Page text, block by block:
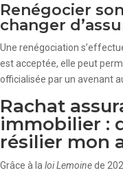
Renégocier
changer
Une renégociation
est acceptée, elle peut
officialisée par un avenant
Rachat
immobilier :
résilier mon
Grâce à laloi Lemoinede